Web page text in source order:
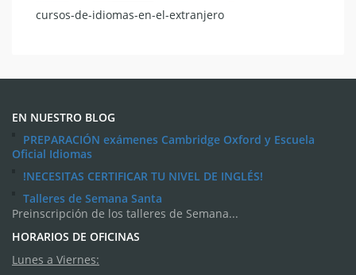
cursos-de-idiomas-en-el-extranjero
EN NUESTRO BLOG
PREPARACIÓN exámenes Cambridge Oxford y Escuela
Oficial Idiomas
!NECESITAS CERTIFICAR TU NIVEL DE INGLÉS!
Talleres de Semana Santa
Preinscripción de los talleres de Semana...
HORARIOS DE OFICINAS
Lunes a Viernes: